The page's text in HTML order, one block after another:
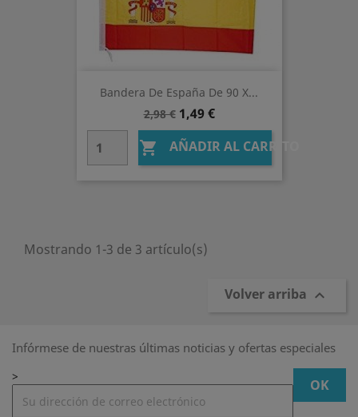
Bandera De España De 90 X...
Precio
base
2,98 € Precio
1,49 €
 AÑADIR AL CARRITO
Mostrando 1-3 de 3 artículo(s)
Volver arriba 
Infórmese de nuestras últimas noticias y ofertas especiales
>